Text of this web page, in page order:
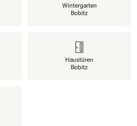
Wintergarten
Bobitz
Haustüren
Bobitz